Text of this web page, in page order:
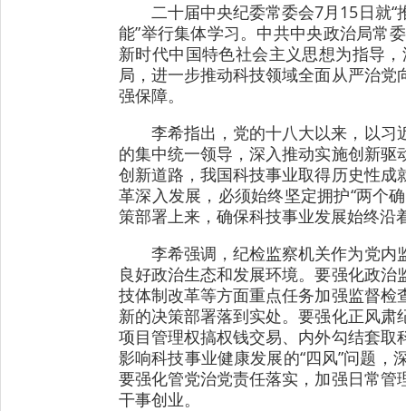
二十届中央纪委常委会7月15日就
能”举行集体学习。中共中央政治局常
新时代中国特色社会主义思想为指导
局，进一步推动科技领域全面从严治
强保障。
李希指出，党的十八大以来，以
的集中统一领导，深入推动实施创新
创新道路，我国科技事业取得历史性
革深入发展，必须始终坚定拥护“两个
策部署上来，确保科技事业发展始终沿
李希强调，纪检监察机关作为党
良好政治生态和发展环境。要强化政
技体制改革等方面重点任务加强监督
新的决策部署落到实处。要强化正风
项目管理权搞权钱交易、内外勾结套
影响科技事业健康发展的“四风”问题
要强化管党治党责任落实，加强日常
干事创业。